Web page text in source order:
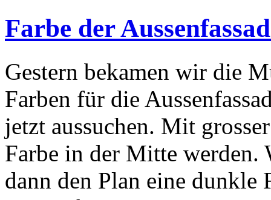
Farbe der
Gestern bekamen wir die
Farben für die
jetzt aussuchen. Mit
Farbe in der Mitte werden.
dann den Plan eine dunkle